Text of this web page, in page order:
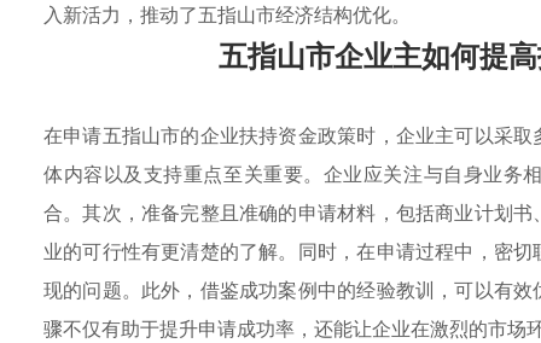
入新活力，推动了五指山市经济结构优化。
五指山市企业主如何提
在申请五指山市的企业扶持资金政策时，企业主可以采
体内容以及支持重点至关重要。企业应关注与自身业务
合。其次，准备完整且准确的申请材料，包括商业计划
业的可行性有更清楚的了解。同时，在申请过程中，密
现的问题。此外，借鉴成功案例中的经验教训，可以有
骤不仅有助于提升申请成功率，还能让企业在激烈的市场